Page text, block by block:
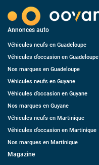
Annonces auto
Véhicules neufs en Guadeloupe
Véhicules d’occasion en Guadeloupe
Nos marques en Guadeloupe
Véhicules neufs en Guyane
Véhicules d’occasion en Guyane
Nos marques en Guyane
Véhicules neufs en Martinique
Véhicules d’occasion en Martinique
Nos marques en Martinique
Magazine